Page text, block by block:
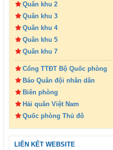
Quân khu 2
Quân khu 3
Quân khu 4
Quân khu 5
Quân khu 7
Cổng TTĐT Bộ Quốc phòng
Báo Quân đội nhân dân
Biên phòng
Hải quân Việt Nam
Quốc phòng Thủ đô
LIÊN KẾT WEBSITE